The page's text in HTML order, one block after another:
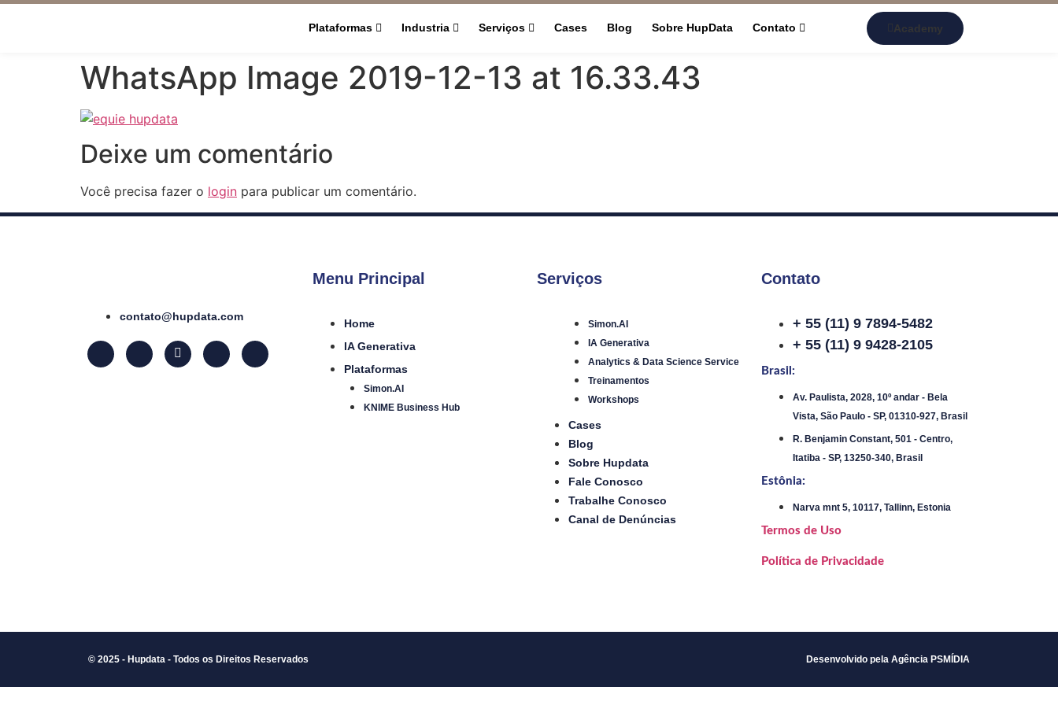
Plataformas Industria Serviços Cases Blog Sobre HupData Contato Academy
WhatsApp Image 2019-12-13 at 16.33.43
Deixe um comentário
Você precisa fazer o login para publicar um comentário.
contato@hupdata.com
Menu Principal
Home
IA Generativa
Plataformas
Simon.AI
KNIME Business Hub
Serviços
Simon.AI
IA Generativa
Analytics & Data Science Service
Treinamentos
Workshops
Cases
Blog
Sobre Hupdata
Fale Conosco
Trabalhe Conosco
Canal de Denúncias
Contato
+ 55 (11) 9 7894-5482
+ 55 (11) 9 9428-2105
Brasil:
Av. Paulista, 2028, 10º andar - Bela
Vista, São Paulo - SP, 01310-927, Brasil
R. Benjamin Constant, 501 - Centro,
Itatiba - SP, 13250-340, Brasil
Estônia:
Narva mnt 5, 10117, Tallinn, Estonia
Termos de Uso
Política de Privacidade
© 2025 - Hupdata - Todos os Direitos Reservados Desenvolvido pela Agência PSMÍDIA